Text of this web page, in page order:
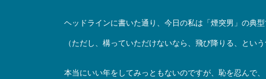
ヘッドラインに書いた通り、今日の私は「煙突男」の典
（ただし、構っていただけないなら、飛び降りる、とい
本当にいい年をしてみっともないのですが、恥を忍んで、